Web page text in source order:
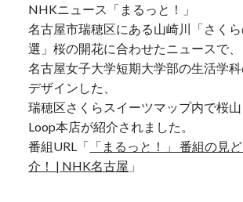
NHKニュース「まるっと！」
名古屋市瑞穂区にある山崎川「さく
選」桜の開花に合わせたニュースで、
名古屋女子大学短期大学部の生活学
デザインした、
瑞穂区さくらスイーツマップ内で桜山
Loop本店が紹介されました。
番組URL「 「まるっと！」 番組の見
介！ | NHK名古屋 」